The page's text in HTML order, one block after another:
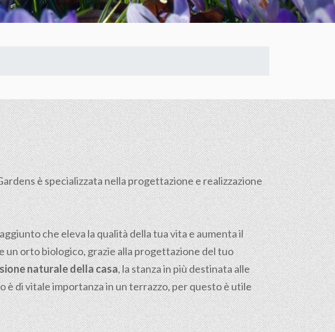
è specializzata nella progettazione e realizzazione
che eleva la qualità della tua vita e aumenta il
un orto biologico, grazie alla progettazione del tuo
naturale della casa, la stanza in più destinata alle
di vitale importanza in un terrazzo, per questo è utile